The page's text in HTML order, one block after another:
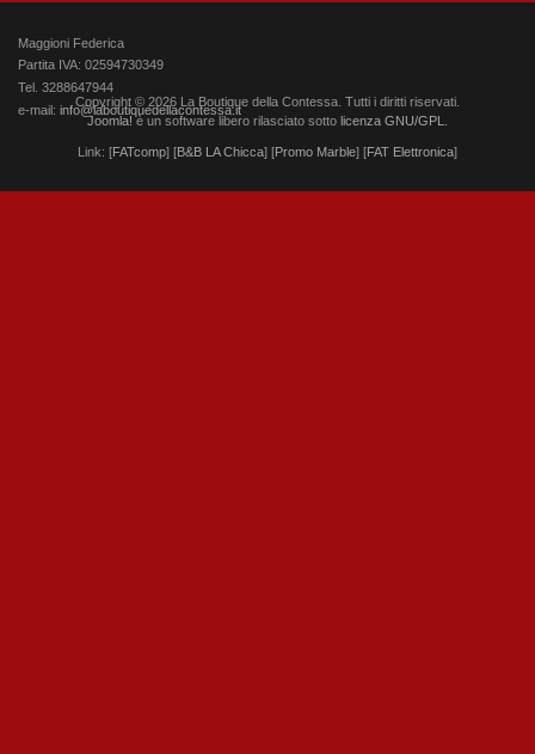
Maggioni Federica
Partita IVA: 02594730349
Tel. 3288647944
e-mail: info@laboutiquedellacontessa.it
Copyright © 2026 La Boutique della Contessa. Tutti i diritti riservati.
Joomla! è un software libero rilasciato sotto licenza GNU/GPL.
Link: [FATcomp] [B&B LA Chicca] [Promo Marble] [FAT Elettronica]